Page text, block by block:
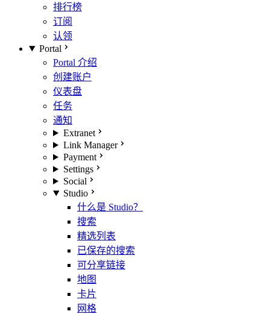
排行榜
订阅
认领
Portal
Portal 介绍
创建账户
仪表盘
任务
通知
Extranet
Link Manager
Payment
Settings
Social
Studio
什么是 Studio？
搜索
精选列表
已保存的搜索
可分享链接
地图
卡片
网格